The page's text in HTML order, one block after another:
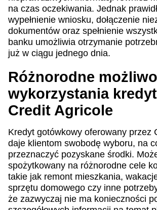
na czas oczekiwania. Jednak
wypełnienie wniosku, dołączenie
dokumentów oraz spełnienie
banku umożliwia otrzymanie
już w ciągu jednego dnia.
Różnorodne
wykorzystania
Credit Agricole
Kredyt gotówkowy oferowany przez
daje klientom swobodę wyboru, na
przeznaczyć pozyskane środki.
spożytkowany na różnorodne cele
takie jak remont mieszkania,
sprzętu domowego czy inne
że zazwyczaj nie ma konieczności